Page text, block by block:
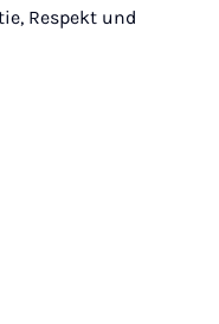
Respekt und